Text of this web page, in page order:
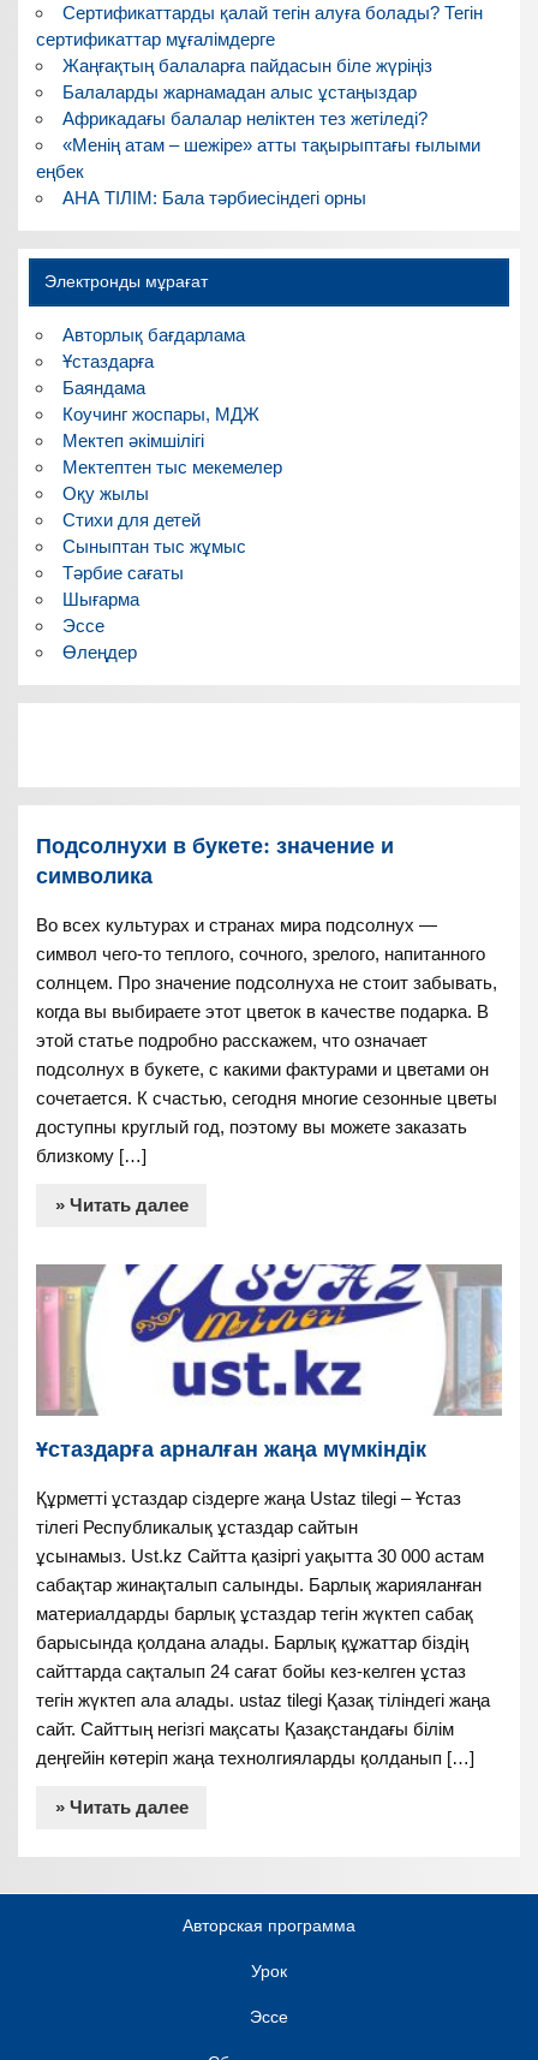
Сертификаттарды қалай тегін алуға болады? Тегін
сертификаттар мұғалімдерге
Жаңғақтың балаларға пайдасын біле жүріңіз
Балаларды жарнамадан алыс ұстаңыздар
Африкадағы балалар неліктен тез жетіледі?
«Менің атам – шежіре» атты тақырыптағы ғылыми
еңбек
АНА ТІЛІМ: Бала тәрбиесіндегі орны
Электронды мұрағат
Авторлық бағдарлама
Ұстаздарға
Баяндама
Коучинг жоспары, МДЖ
Мектеп әкімшілігі
Мектептен тыс мекемелер
Оқу жылы
Стихи для детей
Сыныптан тыс жұмыс
Тәрбие сағаты
Шығарма
Эссе
Өлеңдер
Подсолнухи в букете: значение и
символика
Во всех культурах и странах мира подсолнух —
символ чего-то теплого, сочного, зрелого, напитанного
солнцем. Про значение подсолнуха не стоит забывать,
когда вы выбираете этот цветок в качестве подарка. В
этой статье подробно расскажем, что означает
подсолнух в букете, с какими фактурами и цветами он
сочетается. К счастью, сегодня многие сезонные цветы
доступны круглый год, поэтому вы можете заказать
близкому […]
» Читать далее
Ұстаздарға арналған жаңа мүмкіндік
Құрметті ұстаздар сіздерге жаңа Ustaz tilegi – Ұстаз
тілегі Республикалық ұстаздар сайтын
ұсынамыз. Ust.kz Сайтта қазіргі уақытта 30 000 астам
сабақтар жинақталып салынды. Барлық жарияланған
материалдарды барлық ұстаздар тегін жүктеп сабақ
барысында қолдана алады. Барлық құжаттар біздің
сайттарда сақталып 24 сағат бойы кез-келген ұстаз
тегін жүктеп ала алады. ustaz tilegi Қазақ тіліндегі жаңа
сайт. Сайттың негізгі мақсаты Қазақстандағы білім
деңгейін көтеріп жаңа технолгияларды қолданып […]
» Читать далее
Авторская программа
Урок
Эссе